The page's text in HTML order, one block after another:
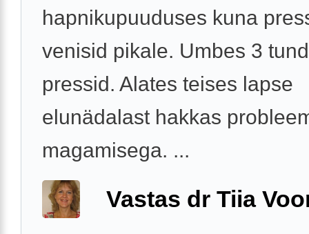
hapnikupuuduses kuna
venisid pikale. Umbes 3
pressid. Alates teises lapse
elunädalast hakkas
magamisega. ...
Vastas dr Tiia